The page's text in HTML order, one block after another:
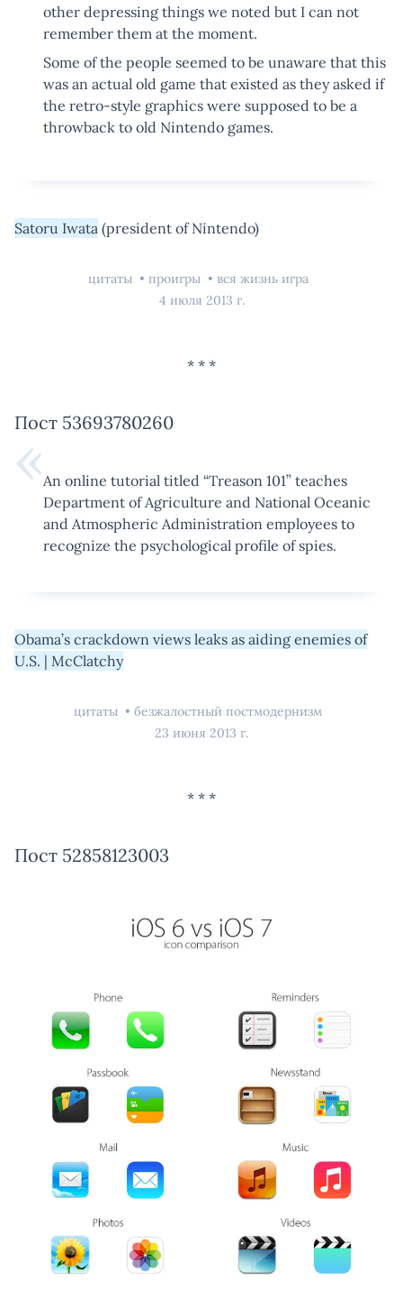
other depressing things we noted but I can not
remember them at the moment.
Some of the people seemed to be unaware that this
was an actual old game that existed as they asked if
the retro-style graphics were supposed to be a
throwback to old Nintendo games.
Satoru Iwata (president of Nintendo)
цитаты проигры
вся жизнь игра
4 июля 2013 г.
Пост 53693780260
An online tutorial titled “Treason 101” teaches
Department of Agriculture and National Oceanic
and Atmospheric Administration employees to
recognize the psychological profile of spies.
Obama’s crackdown views leaks as aiding enemies of
U.S. | McClatchy
цитаты
безжалостный постмодернизм
23 июня 2013 г.
Пост 52858123003